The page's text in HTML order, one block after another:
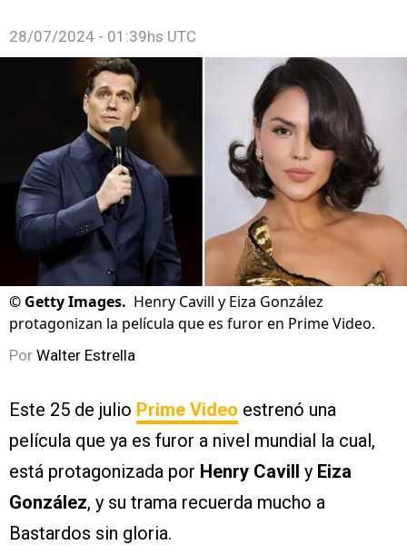
28/07/2024 - 01:39hs UTC
© Getty Images. Henry Cavill y Eiza González
protagonizan la película que es furor en Prime Video.
Por Walter Estrella
Este 25 de julio Prime Video estrenó una
película que ya es furor a nivel mundial la cual,
está protagonizada por Henry Cavill y Eiza
González, y su trama recuerda mucho a
Bastardos sin gloria.